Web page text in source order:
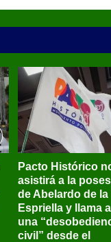
Pacto Histórico
asistirá a la
de Abelardo de la
Espriella y llama a
una
civil” desde el